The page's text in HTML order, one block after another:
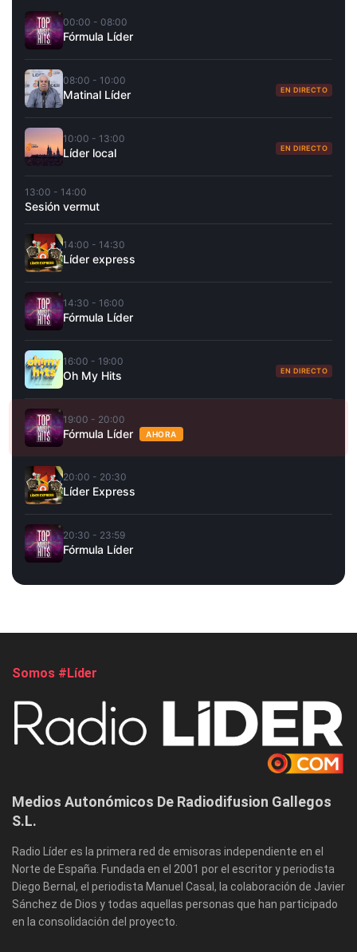
00:00 - 08:00
Fórmula Líder
08:00 - 10:00
Matinal Líder EN DIRECTO
10:00 - 13:00
Líder local EN DIRECTO
13:00 - 14:00
Sesión vermut
14:00 - 14:30
Líder express
14:30 - 16:00
Fórmula Líder
16:00 - 19:00
Oh My Hits EN DIRECTO
19:00 - 20:00
Fórmula Líder AHORA
20:00 - 20:30
Líder Express
20:30 - 23:59
Fórmula Líder
Somos #Líder
Medios Autonómicos De Radiodifusion Gallegos
S.L.
Radio Líder es la primera red de emisoras independiente en el
Norte de España. Fundada en el 2001 por el escritor y periodista
Diego Bernal, el periodista Manuel Casal, la colaboración de Javier
Sánchez de Dios y todas aquellas personas que han participado
en la consolidación del proyecto.